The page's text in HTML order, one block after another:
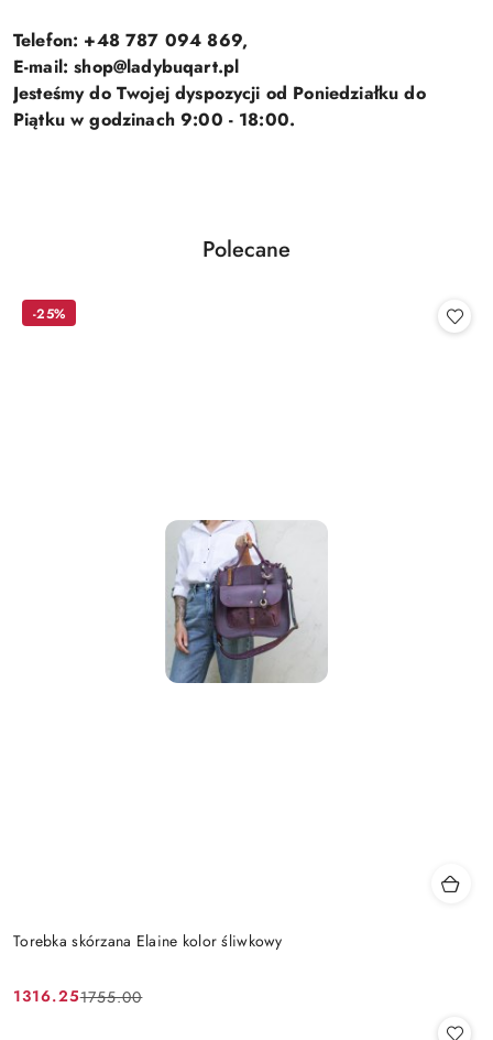
Telefon: +48 787 094 869,
E-mail: shop@ladybuqart.pl
Jesteśmy do Twojej dyspozycji od Poniedziałku do
Piątku w godzinach 9:00 - 18:00.
Pomiń karuzelę produktów
Produkty
Polecane
Torebka skórzana Elaine kolor śliwkowy
Cena
1316.25
Cena
1755.00
-25%